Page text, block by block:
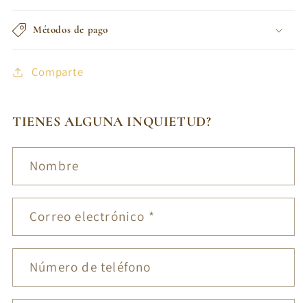
Métodos de pago
Comparte
TIENES ALGUNA INQUIETUD?
Nombre
Correo electrónico *
Número de teléfono